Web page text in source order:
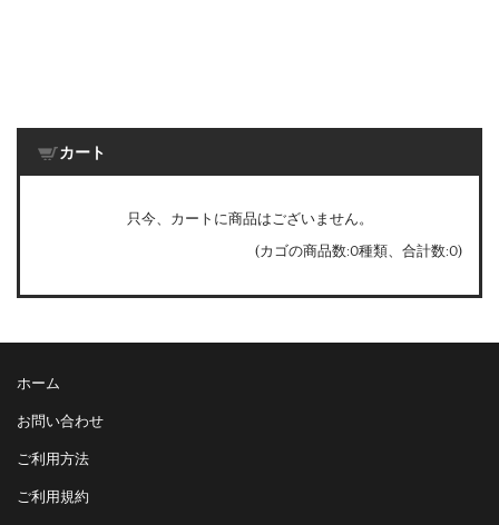
カート
只今、カートに商品はございません。
(カゴの商品数:0種類、合計数:0)
ホーム
お問い合わせ
ご利用方法
ご利用規約